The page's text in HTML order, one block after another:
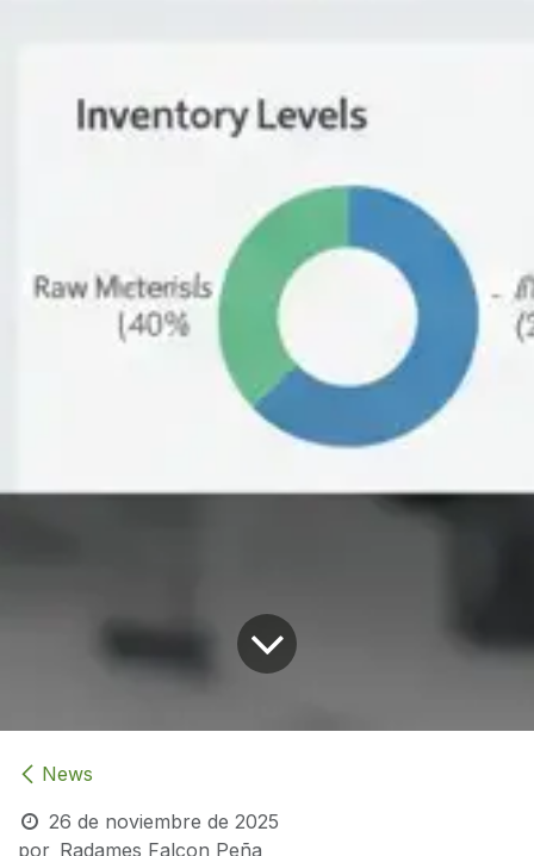
News
26 de noviembre de 2025
por Radames Falcon Peña